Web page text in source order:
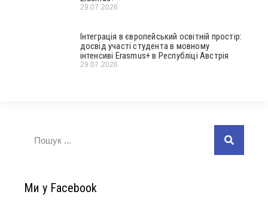
29.07.2026
Інтеграція в європейський освітній простір:
досвід участі студента в мовному
інтенсиві Erasmus+ в Республіці Австрія
29.07.2026
Ми у Facebook